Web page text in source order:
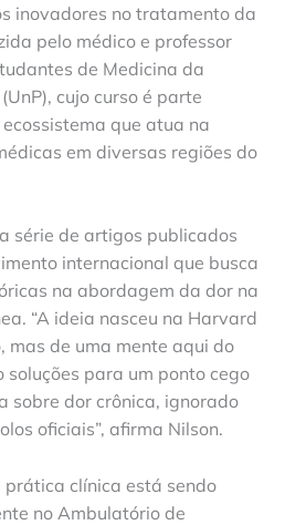
inovadores no tratamento da
pelo médico e professor
de Medicina da
cujo curso é parte
que atua na
em diversas regiões do
série de artigos publicados
internacional que busca
na abordagem da dor na
“A ideia nasceu na Harvard
mas de uma mente aqui do
soluções para um ponto cego
sobre dor crônica, ignorado
oficiais”, afirma Nilson.
prática clínica está sendo
no Ambulatório de